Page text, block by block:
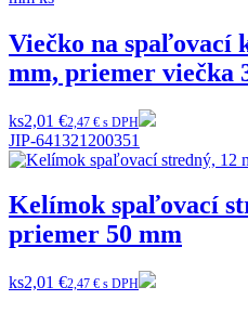
Viečko na spaľovací
mm, priemer viečka
ks2,01 €2,47 € s DPH
JIP-641321200351
Kelímok spaľovací
priemer 50 mm
ks2,01 €2,47 € s DPH